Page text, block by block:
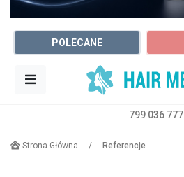
POLECANE
799 036 777
Strona Główna / Referencje